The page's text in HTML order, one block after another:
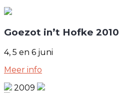
Goezot in’t Hofke 2010
4, 5 en 6 juni
Meer info
2009